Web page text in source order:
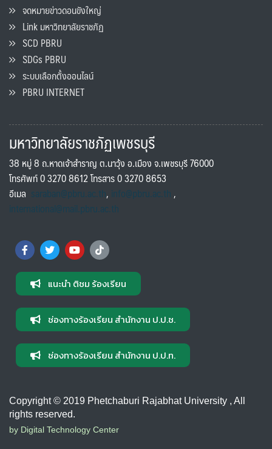
จดหมายข่าวดอนขังใหญ่
Link มหาวิทยาลัยราชภัฏ
SCD PBRU
SDGs PBRU
ระบบเลือกตั้งออนไลน์
PBRU INTERNET
มหาวิทยาลัยราชภัฏเพชรบุรี
38 หมู่ 8 ถ.หาดเจ้าสำราญ ต.นาวุ้ง อ.เมือง จ.เพชรบุรี 76000
โทรศัพท์ 0 3270 8612 โทรสาร 0 3270 8653
อีเมล saraban@pbru.ac.th, info@pbru.ac.th,
international@mail.pbru.ac.th
แนะนำ ติชม ร้องเรียน
ช่องทางร้องเรียน สำนักงาน ป.ป.ช.
ช่องทางร้องเรียน สำนักงาน ป.ป.ท.
Copyright © 2019 Phetchaburi Rajabhat University , All
rights reserved.
by Digital Technology Center